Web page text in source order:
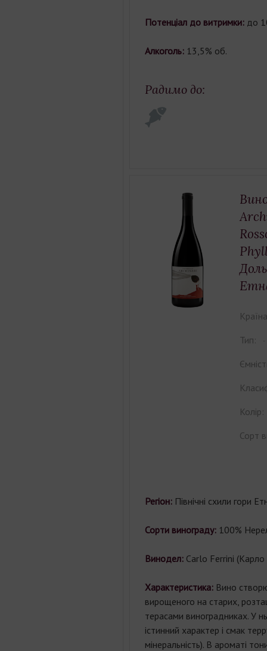
Потенціал до витримки:до
Алкоголь:13,5% об.
Радимо до:
Тип:
Колір:
Сорт
Регіон: Північні схили гори
Сорти винограду:100%
Винодел:Carlo Ferrini (Карло
Характеристика: Вино
вирощеного на старих,
терасами виноградниках. У
істинний характер і смак
мінеральність). В ароматі